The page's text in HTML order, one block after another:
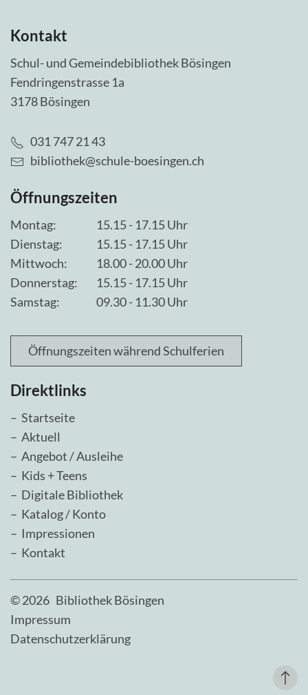
Kontakt
Schul- und Gemeindebibliothek Bösingen
Fendringenstrasse 1a
3178 Bösingen
031 747 21 43
bibliothek@schule-boesingen.ch
Öffnungszeiten
Montag:
15.15 - 17.15 Uhr
Dienstag:
15.15 - 17.15 Uhr
Mittwoch:
18.00 - 20.00 Uhr
Donnerstag: 15.15 - 17.15 Uhr
Samstag:
09.30 - 11.30 Uhr
Öffnungszeiten während Schulferien
Direktlinks
– Startseite
– Aktuell
– Angebot / Ausleihe
– Kids + Teens
– Digitale Bibliothek
– Katalog / Konto
– Impressionen
– Kontakt
©2026 Bibliothek Bösingen
Impressum
Datenschutzerklärung